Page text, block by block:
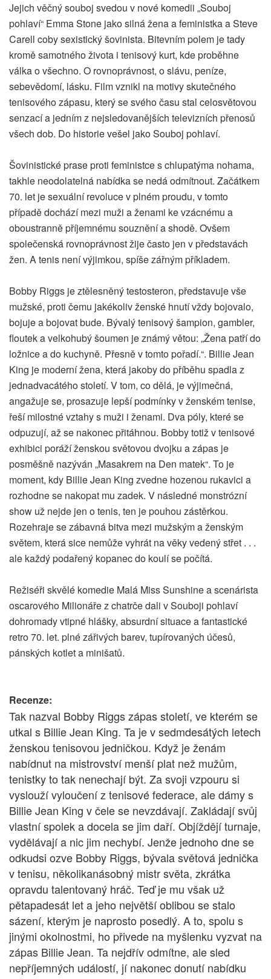
Jejich věčný souboj svedou v nové komedii „Souboj
pohlaví“ Emma Stone jako silná žena a feministka a Steve
Carell coby sexistický šovinista. Bitevním polem je tady
kromě samotného života i tenisový kurt, kde proběhne
válka o všechno. O rovnoprávnost, o slávu, peníze,
sebevědomí, lásku. Film vznikl na motivy skutečného
tenisového zápasu, který se svého času stal celosvětovou
senzací a jedním z nejsledovanějších televizních přenosů
všech dob. Do historie vešel jako Souboj pohlaví.
Šovinistické prase proti feministce s chlupatýma nohama,
takhle neodolatelná nabídka se nedá odmítnout. Začátkem
70. let je sexuální revoluce v plném proudu, v tomto
případě dochází mezi muži a ženami ke vzácnému a
oboustranně příjemnému souznění a shodě. Ovšem
společenská rovnoprávnost žije často jen v představách
žen. A tenis není výjimkou, spíše zářným příkladem.
Bobby Riggs je ztělesněný testosteron, představuje vše
mužské, proti čemu jakékoliv ženské hnutí vždy bojovalo,
bojuje a bojovat bude. Bývalý tenisový šampion, gambler,
floutek a velkohubý šoumen je známý větou: „Žena patří do
ložnice a do kuchyně. Přesně v tomto pořadí.“. Billie Jean
King je moderní žena, která jakoby do příběhu spadla z
jednadvacátého století. V tom, co dělá, je výjimečná,
angažuje se, prosazuje lepší podmínky v ženském tenise,
řeší milostné vztahy s muži i ženami. Dva póly, které se
odpuzují, až se nakonec přitáhnou. Bobby totiž v tenisové
exhibici poráží ženskou světovou dvojku a zápas je
posměšně nazýván „Masakrem na Den matek“. To je
moment, kdy Billie Jean King zvedne hozenou rukavici a
rozhodne se nakopat mu zadek. V následné monstrózní
show už nejde jen o tenis, ten je pouhou zástěrkou.
Rozehraje se zábavná bitva mezi mužským a ženským
světem, která sice nemůže vyhrát na věky vedený střet . . .
ale každý podařený kopanec do koulí se počítá.
Režiséři skvělé komedie Malá Miss Sunshine a scenárista
oscarového Milionáře z chatrče dali v Souboji pohlaví
dohromady vtipné hlášky, absurdní situace a fantastické
retro 70. let. plné zářivých barev, tupírovaných účesů,
pánských kotlet a minišatů.
Recenze:
Tak nazval Bobby Riggs zápas století, ve kterém se
utkal s Billie Jean King. Ta je v sedmdesátých letech
ženskou tenisovou jedničkou. Když je ženám
nabídnut na mistrovství menší plat než mužům,
tenistky to tak nenechají být. Za svoji vzpouru si
vyslouží vyloučení z tenisové federace, ale dámy s
Billie Jean King v čele se nevzdávají. Zakládají svůj
vlastní spolek a docela se jim daří. Objíždějí turnaje,
vydělávají a nic jim nechybí. Jenže jednoho dne se
odkudsi ozve Bobby Riggs, bývala světová jednička
v tenisu, několikanásobný mistr světa, zkrátka
opravdu talentovaný hráč. Teď je mu však už
pětapadesát let a jeho největší oblibou se stalo
sázení, kterým je naprosto posedlý. A to, spolu s
jinými okolnostmi, ho přivede na myšlenku vyzvat na
zápas Billie Jean. Ta nejdřív odmítne, ale sled
nepříjemných událostí, jí nakonec donutí nabídku